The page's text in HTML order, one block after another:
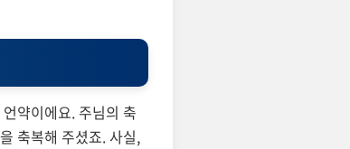
약이에요. 주님의 축
축복해 주셨죠. 사실,